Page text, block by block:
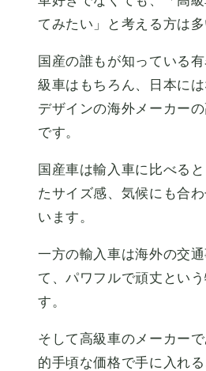
てみたい」と考える方は多
国産の誰もが知っている
級車はもちろん、日本に
デザインの海外メーカー
です。
国産車は輸入車に比べる
たサイズ感、気候にも合
います。
一方の輸入車は海外の交
て、パワフルで頑丈とい
す。
そして高級車のメーカー
的手頃な価格で手に入れ